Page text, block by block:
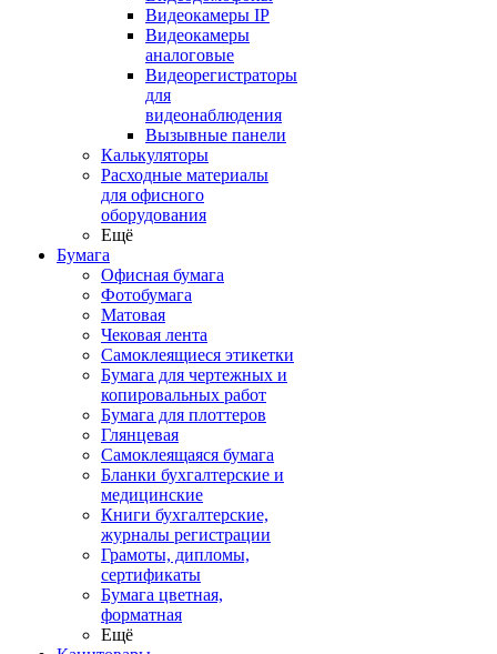
Видеокамеры IP
Видеокамеры
аналоговые
Видеорегистраторы
для
видеонаблюдения
Вызывные панели
Калькуляторы
Расходные материалы
для офисного
оборудования
Ещё
Бумага
Офисная бумага
Фотобумага
Матовая
Чековая лента
Самоклеящиеся этикетки
Бумага для чертежных и
копировальных работ
Бумага для плоттеров
Глянцевая
Самоклеящаяся бумага
Бланки бухгалтерские и
медицинские
Книги бухгалтерские,
журналы регистрации
Грамоты, дипломы,
сертификаты
Бумага цветная,
форматная
Ещё